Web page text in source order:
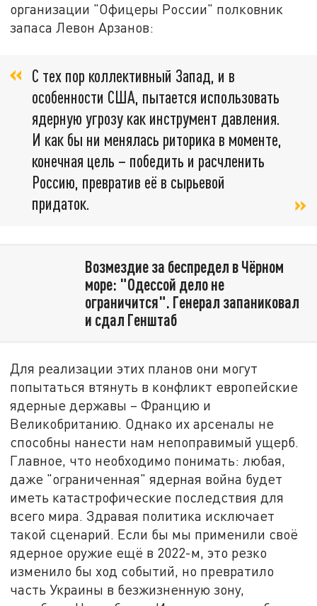
организации "Офицеры России" полковник
запаса Левон Арзанов:
С тех пор коллективный Запад, и в
особенности США, пытается использовать
ядерную угрозу как инструмент давления.
И как бы ни менялась риторика в моменте,
конечная цель – победить и расчленить
Россию, превратив её в сырьевой
придаток.
Возмездие за беспредел в Чёрном
море: "Одессой дело не
ограничится". Генерал запаниковал
и сдал Генштаб
Для реализации этих планов они могут
попытаться втянуть в конфликт европейские
ядерные державы – Францию и
Великобританию. Однако их арсеналы не
способны нанести нам непоправимый ущерб.
Главное, что необходимо понимать: любая,
даже "ограниченная" ядерная война будет
иметь катастрофические последствия для
всего мира. Здравая политика исключает
такой сценарий. Если бы мы применили своё
ядерное оружие ещё в 2022-м, это резко
изменило бы ход событий, но превратило
часть Украины в безжизненную зону,